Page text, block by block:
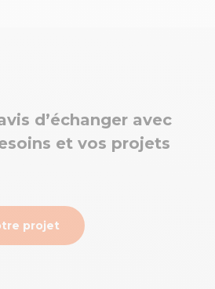
d’échanger avec
et vos projets
projet